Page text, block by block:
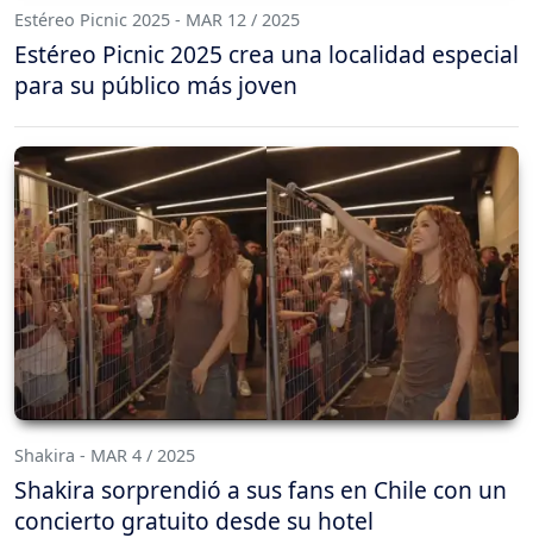
Estéreo Picnic 2025 - MAR 12 / 2025
Estéreo Picnic 2025 crea una localidad especial
para su público más joven
Shakira - MAR 4 / 2025
Shakira sorprendió a sus fans en Chile con un
concierto gratuito desde su hotel